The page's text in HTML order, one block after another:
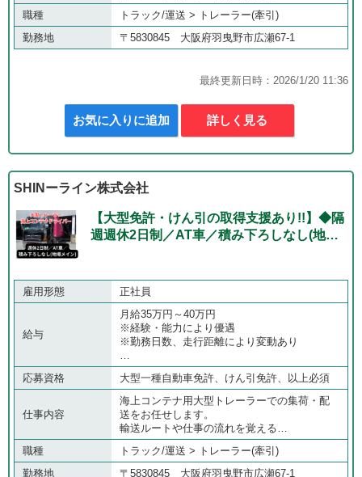
職種
トラック/運送 > トレーラー(牽引)
勤務地
〒5830845 大阪府羽曳野市広瀬67-1
最終更新日時：2026/1/20 11:36
お気に入りに追加 詳しく見る
SHINーライン株式会社
【大型免許・けん引の取得支援あり!!】◆隔
週週休2日制／AT車／積み下ろしなし(地…
雇用形態 正社員
給与
月給35万円～40万円
※経験・能力により優遇
※勤務日数、走行距離により変動あり
…
応募資格
大型一種自動車免許、けん引免許、以上必須
仕事内容
海上コンテナ用大型トレーラーでの集荷・配
送をお任せします。
輸送ルートや仕事の流れを覚える…
職種
トラック/運送 > トレーラー(牽引)
勤務地
〒5830845 大阪府羽曳野市広瀬67-1